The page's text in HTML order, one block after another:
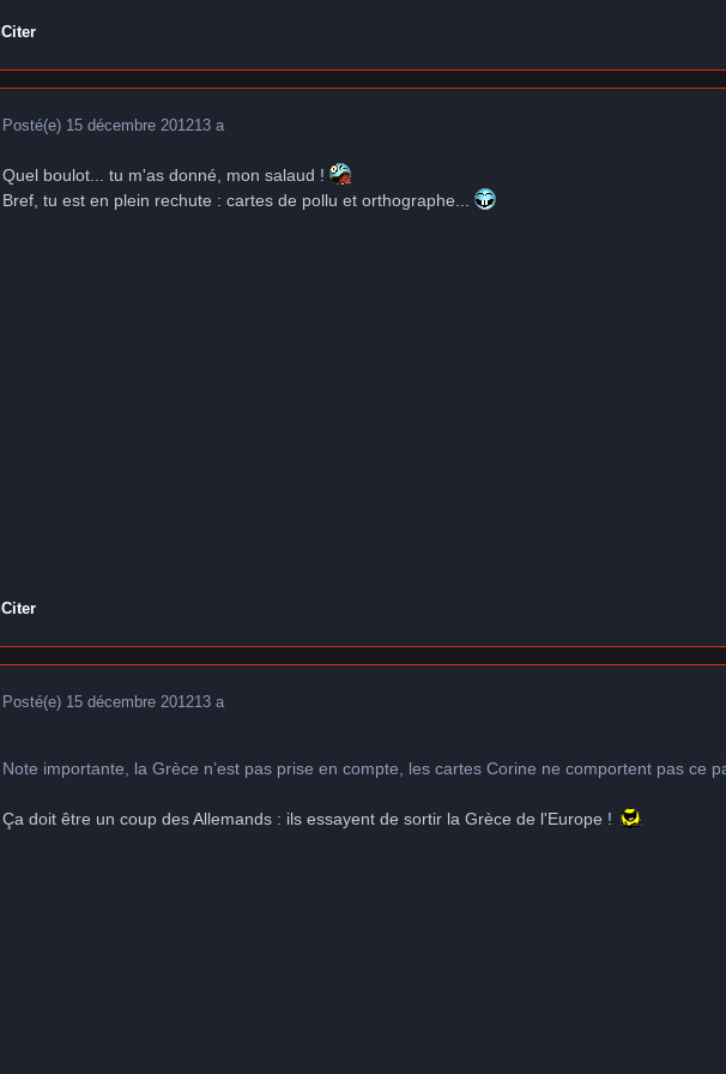
Citer
Posté(e) 15 décembre 201213 a
Quel boulot... tu m'as donné, mon salaud !
Bref, tu est en plein rechute : cartes de pollu et orthographe...
Citer
Posté(e) 15 décembre 201213 a
Note importante, la Grèce n’est pas prise en compte, les cartes Corine ne comportent pas ce
Ça doit être un coup des Allemands : ils essayent de sortir la Grèce de l'Europe !